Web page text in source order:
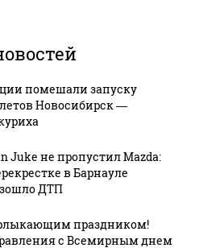
помешали запуску
Новосибирск —
Juke не пропустил Mazda:
в Барнауле
ДТП
праздником!
с Всемирным днем